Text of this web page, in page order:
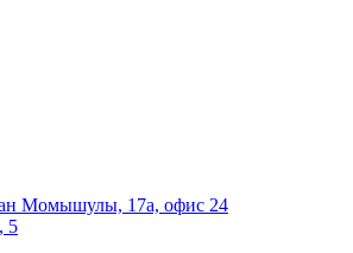
Момышулы, 17а, офис 24
5